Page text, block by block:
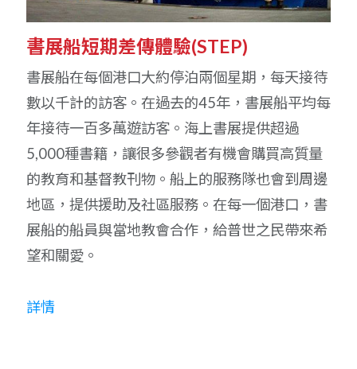
書展船短期差傳體驗(STEP)
書展船在每個港口大約停泊兩個星期，每天接待
數以千計的訪客。在過去的45年，書展船平均每
年接待一百多萬遊訪客。海上書展提供超過
5,000種書籍，讓很多參觀者有機會購買高質量
的教育和基督教刊物。船上的服務隊也會到周邊
地區，提供援助及社區服務。在每一個港口，書
展船的船員與當地教會合作，給普世之民帶來希
望和關愛。
詳情